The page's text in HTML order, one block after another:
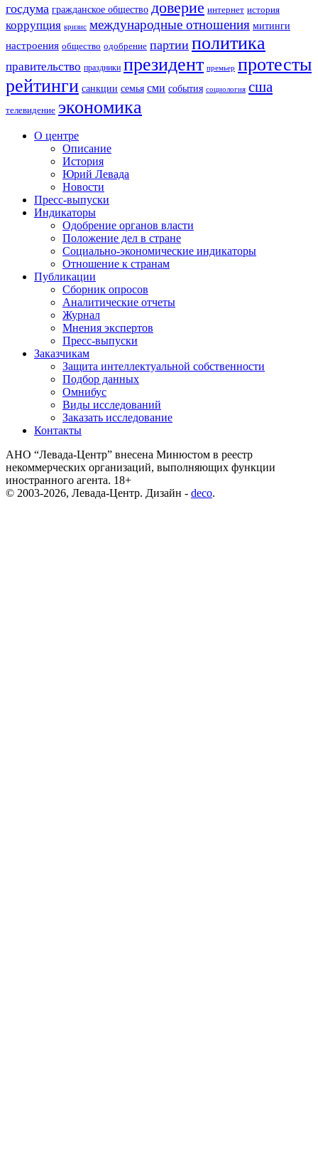
госдума гражданское общество доверие интернет история
коррупция кризис международные отношения митинги
настроения общество одобрение партии политика
правительство праздники президент премьер протесты
рейтинги санкции семья сми события социология сша
телевидение экономика
О центре
Описание
История
Юрий Левада
Новости
Пресс-выпуски
Индикаторы
Одобрение органов власти
Положение дел в стране
Социально-экономические индикаторы
Отношение к странам
Публикации
Сборник опросов
Аналитические отчеты
Журнал
Мнения экспертов
Пресс-выпуски
Заказчикам
Защита интеллектуальной собственности
Подбор данных
Омнибус
Виды исследований
Заказать исследование
Контакты
АНО “Левада-Центр” внесена Минюстом в реестр
некоммерческих организаций, выполняющих функции
иностранного агента. 18+
© 2003-2026, Левада-Центр. Дизайн - deco.